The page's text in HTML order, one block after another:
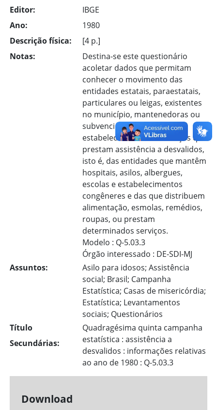
Editor:
IBGE
Ano:
1980
Descrição física:
[4 p.]
Notas:
Destina-se este questionário
acoletar dados que permitam
conhecer o movimento das
entidades estatais, paraestatais,
particulares ou leigas, existentes
no município, mantenedoras ou
subvencionadoras de
estabelecimentos ou serviços que
prestam assistência a desvalidos,
isto é, das entidades que mantêm
hospitais, asilos, albergues,
escolas e estabelecimentos
congêneres e das que distribuem
alimentação, esmolas, remédios,
roupas, ou prestam
determinados serviços.
Modelo : Q-5.03.3
Órgão interessado : DE-SDI-MJ
Assuntos:
Asilo para idosos; Assistência
social; Brasil; Campanha
Estatística; Casas de misericórdia;
Estatística; Levantamentos
sociais; Questionários
Título
Secundárias:
Quadragésima quinta campanha
estatística : assistência a
desvalidos : informações relativas
ao ano de 1980 : Q-5.03.3
Download